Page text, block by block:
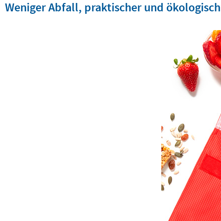
Weniger Abfall, praktischer und